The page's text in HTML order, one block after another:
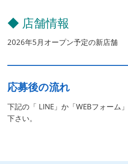
◆ 店舗情報
2026年5月オープン予定の新店舗
応募後の流れ
下記の「 LINE」か「WEBフォーム
下さい。